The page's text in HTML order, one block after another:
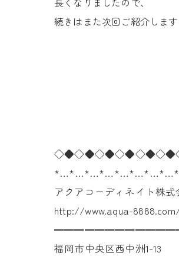
続きはまた次回ご紹介します
アクアコーディネイト株式
http://www.aqua-
福岡市中央区西中洲1-13